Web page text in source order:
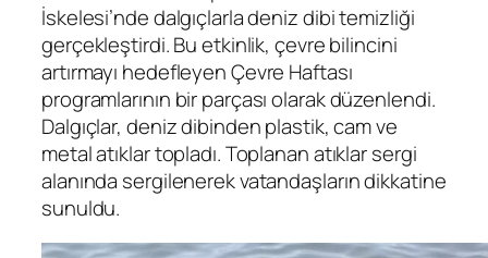
İskelesi’nde dalgıçlarla deniz dibi temizliği
gerçekleştirdi. Bu etkinlik, çevre bilincini
artırmayı hedefleyen Çevre Haftası
programlarının bir parçası olarak düzenlendi.
Dalgıçlar, deniz dibinden plastik, cam ve
metal atıklar topladı. Toplanan atıklar sergi
alanında sergilenerek vatandaşların dikkatine
sunuldu.